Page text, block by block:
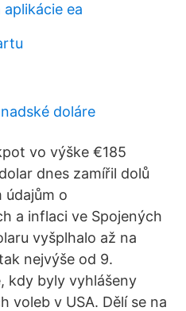
ea
doláre
vo výške €185
dnes zamířil dolů
údajům o
a inflaci ve Spojených
vyšplhalo až na
nejvýše od 9.
kdy byly vyhlášeny
voleb v USA. Dělí se na